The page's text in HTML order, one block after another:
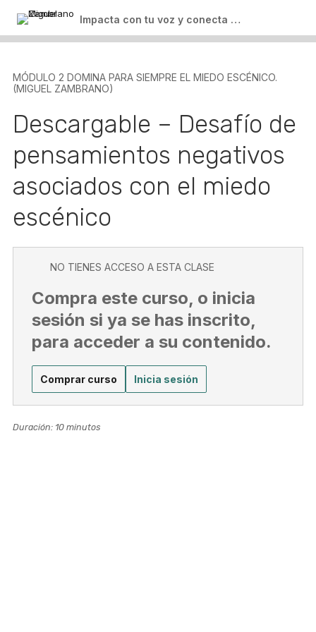
Impacta con tu voz y conecta con tu audiencia
Descargable – Guía: Discursos persuasivos
Clase 4: Posicionamiento
Recomendaciones de Libro
Reflexiones Finales
Bonus (Miguel Zambrano)
1 lección
Salir del curso
MÓDULO 2 DOMINA PARA SIEMPRE EL MIEDO ESCÉNICO.
(MIGUEL ZAMBRANO)
Descargable – Desafío de
pensamientos negativos
asociados con el miedo
escénico
NO TIENES ACCESO A ESTA CLASE
Compra este curso, o inicia
sesión si ya se has inscrito,
para acceder a su contenido.
Comprar curso Inicia sesión
Duración: 10 minutos